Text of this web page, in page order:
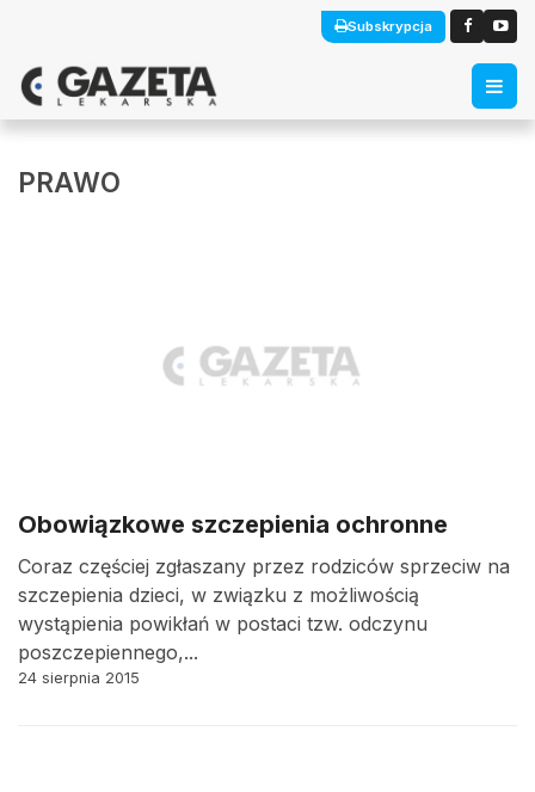
Subskrypcja
PRAWO
Obowiązkowe szczepienia ochronne
Coraz częściej zgłaszany przez rodziców sprzeciw na
szczepienia dzieci, w związku z możliwością
wystąpienia powikłań w postaci tzw. odczynu
poszczepiennego,...
24 sierpnia 2015